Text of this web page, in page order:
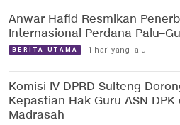
Anwar Hafid Resmikan
Internasional Perdana
BERITA UTAMA 1 hari yang lalu
Komisi IV DPRD Sulteng
Kepastian Hak Guru ASN DPK
Madrasah